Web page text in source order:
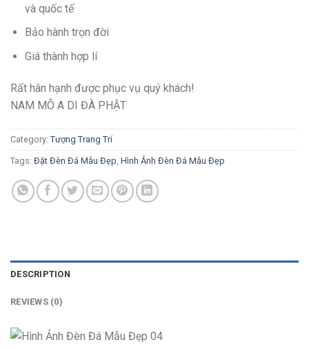
và quốc tế
Bảo hành trọn đời
Giá thành hợp lí
Rất hân hạnh được phục vụ quý khách!
NAM MÔ A DI ĐÀ PHẬT
Category: Tượng Trang Trí
Tags: Đặt Đèn Đá Mẫu Đẹp Hình Ảnh Đèn Đá Mẫu Đẹp
DESCRIPTION
REVIEWS (0)